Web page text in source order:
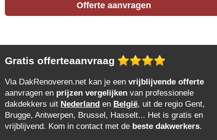
Offerte aanvragen
Gratis offerteaanvraag
Via DakRenoveren.net kan je een vrijblijvende offerte
aanvragen en prijzen vergelijken van professionele
dakdekkers uit Nederland en België, uit de regio Gent,
Brugge, Antwerpen, Brussel, Hasselt... Het is gratis en
vrijblijvend. Kom in contact met de beste dakwerkers.